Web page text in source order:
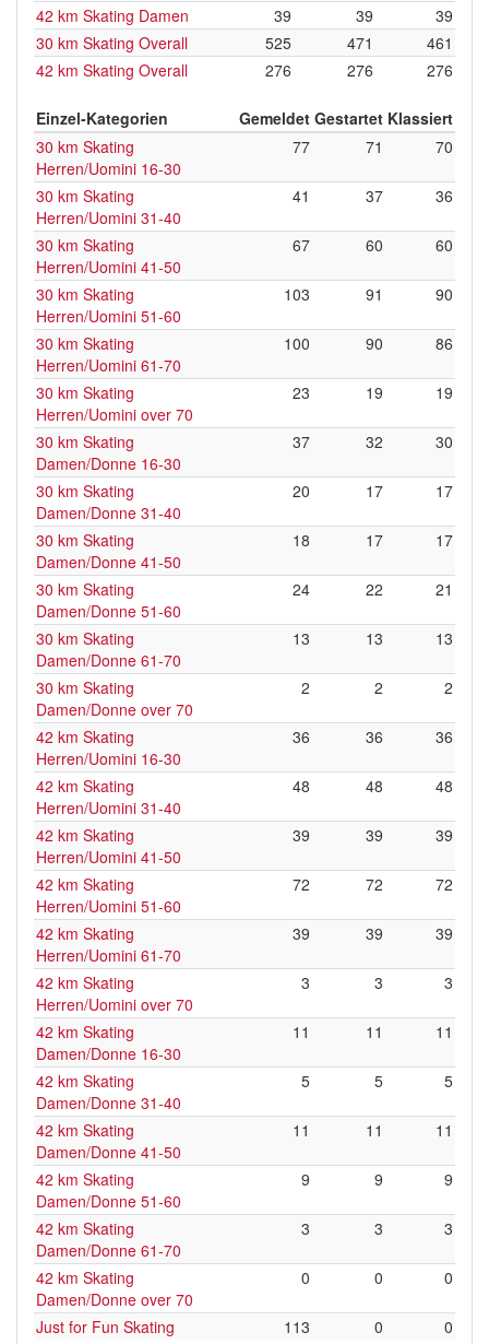
42 km Skating Damen
39 39
39
30 km Skating Overall
525 471
461
42 km Skating Overall
276 276 276
Einzel-Kategorien Gemeldet Gestartet Klassiert
30 km Skating
Herren/Uomini 16-30
77 71 70
30 km Skating
Herren/Uomini 31-40
41 37 36
30 km Skating
Herren/Uomini 41-50
67 60 60
30 km Skating
Herren/Uomini 51-60
103 91 90
30 km Skating
Herren/Uomini 61-70
100 90 86
30 km Skating
Herren/Uomini over 70
23 19 19
30 km Skating
Damen/Donne 16-30
37 32 30
30 km Skating
Damen/Donne 31-40
20 17 17
30 km Skating
Damen/Donne 41-50
18 17 17
30 km Skating
Damen/Donne 51-60
24 22 21
30 km Skating
Damen/Donne 61-70
13 13 13
30 km Skating
Damen/Donne over 70
2 2 2
42 km Skating
Herren/Uomini 16-30
36 36 36
42 km Skating
Herren/Uomini 31-40
48 48 48
42 km Skating
Herren/Uomini 41-50
39 39 39
42 km Skating
Herren/Uomini 51-60
72 72 72
42 km Skating
Herren/Uomini 61-70
39 39 39
42 km Skating
Herren/Uomini over 70
3 3 3
42 km Skating
Damen/Donne 16-30
11 11 11
42 km Skating
Damen/Donne 31-40
5 5 5
42 km Skating
Damen/Donne 41-50
11 11 11
42 km Skating
Damen/Donne 51-60
9 9 9
42 km Skating
Damen/Donne 61-70
3 3 3
42 km Skating
Damen/Donne over 70
0 0 0
Just for Fun Skating 113 0 0